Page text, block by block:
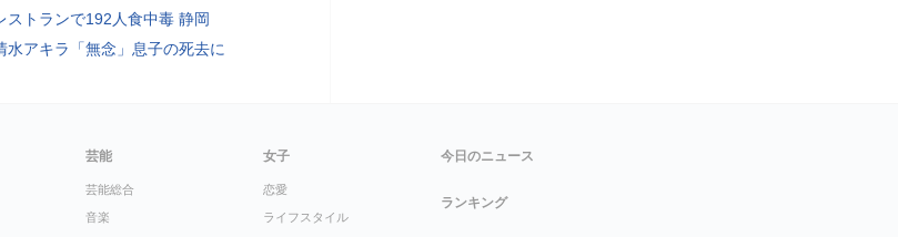
ストランで192人食中毒 静岡
水アキラ「無念」息子の死去に
芸能
芸能総合
音楽
女子
恋愛
ライフスタイル
今日のニュース
ランキング